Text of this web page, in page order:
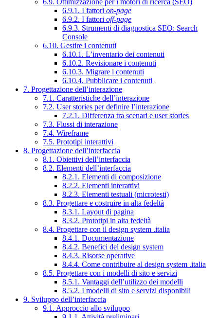
6.9. Ottimizzazione per i motori di ricerca (SEO)
6.9.1. I fattori on-page
6.9.2. I fattori off-page
6.9.3. Strumenti di diagnostica SEO: Search
Console
6.10. Gestire i contenuti
6.10.1. L’inventario dei contenuti
6.10.2. Revisionare i contenuti
6.10.3. Migrare i contenuti
6.10.4. Pubblicare i contenuti
7. Progettazione dell’interazione
7.1. Caratteristiche dell’interazione
7.2. User stories per definire l’interazione
7.2.1. Differenza tra scenari e user stories
7.3. Flussi di interazione
7.4. Wireframe
7.5. Prototipi interattivi
8. Progettazione dell’interfaccia
8.1. Obiettivi dell’interfaccia
8.2. Elementi dell’interfaccia
8.2.1. Elementi di composizione
8.2.2. Elementi interattivi
8.2.3. Elementi testuali (microtesti)
8.3. Progettare e costruire in alta fedeltà
8.3.1. Layout di pagina
8.3.2. Prototipi in alta fedeltà
8.4. Progettare con il design system .italia
8.4.1. Documentazione
8.4.2. Benefici del design system
8.4.3. Risorse operative
8.4.4. Come contribuire al design system .italia
8.5. Progettare con i modelli di sito e servizi
8.5.1. Vantaggi dell’utilizzo dei modelli
8.5.2. I modelli di sito e servizi disponibili
9. Sviluppo dell’interfaccia
9.1. Approccio allo sviluppo